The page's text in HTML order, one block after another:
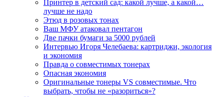
Принтер в детский сад: какой лучше, а какой…
лучше не надо
Этюд в розовых тонах
Ваш МФУ атаковал пентагон
Две пачки бумаги за 5000 рублей
Интервью Игоря Челебаева: картриджи, экология
и экономия
Правда о совместимых тонерах
Опасная экономия
Оригинальные тонеры VS совместимые. Что
выбрать, чтобы не «разориться»?